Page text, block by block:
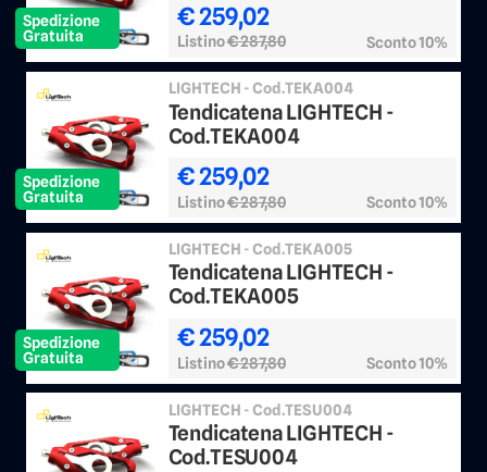
Spedizione
Gratuita
€ 259,02
Listino€ 287,80 Sconto 10%
Spedizione
Gratuita
LIGHTECH - Cod.TEKA004
Tendicatena LIGHTECH -
Cod.TEKA004
€ 259,02
Listino€ 287,80 Sconto 10%
Spedizione
Gratuita
LIGHTECH - Cod.TEKA005
Tendicatena LIGHTECH -
Cod.TEKA005
€ 259,02
Listino€ 287,80 Sconto 10%
LIGHTECH - Cod.TESU004
Tendicatena LIGHTECH -
Cod.TESU004